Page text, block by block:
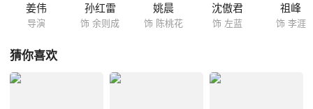
姜伟
导演
孙红雷
饰 余则成
姚晨
饰 陈桃花
沈傲君
饰 左蓝
祖峰
饰 李涯
猜你喜欢